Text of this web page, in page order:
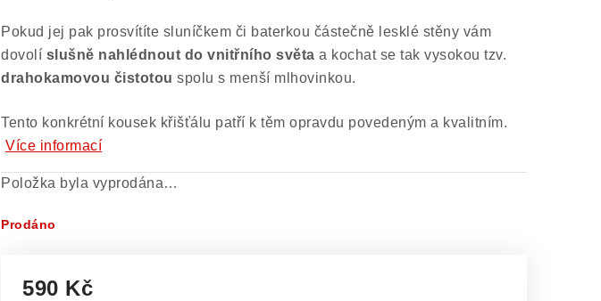
Pokud jej pak prosvítíte sluníčkem či baterkou částečně lesklé stěny vám
dovolí slušně nahlédnout do vnitřního světa a kochat se tak vysokou tzv.
drahokamovou čistotou spolu s menší mlhovinkou.
Tento konkrétní kousek křišťálu patří k těm opravdu povedeným a kvalitním.
Více informací
Položka byla vyprodána…
Prodáno
590 Kč